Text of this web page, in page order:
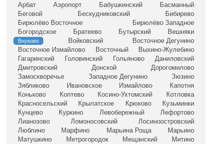
Арбат
Аэропорт Бабушкинский
Басманный
Беговой
Бескудниковский
Бибирево
Бирюлёво Восточное
Бирюлёво Западное
Богородское
Братеево Бутырский Вешняки
Внуково Войковский
Восточное Дегунино
Восточное Измайлово
Восточный
Выхино-Жулебино
Гагаринский
Головинский Гольяново
Даниловский
Дмитровский
Донской
Дорогомилово
Замоскворечье
Западное Дегунино
Зюзино
Зябликово
Ивановское Измайлово
Капотня
Коньково
Коптево Косино-Ухтомский
Котловка
Красносельский
Крылатское Крюково
Кузьминки
Кунцево
Куркино Левобережный
Лефортово
Лианозово
Ломоносовский
Лосиноостровский
Люблино
Марфино Марьина Роща
Марьино
Матушкино
Метрогородок Мещанский
Митино